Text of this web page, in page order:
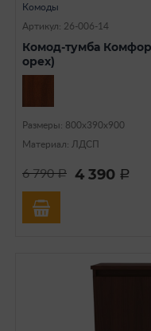
Комоды
Артикул: 26-006-14
Комод-тумба
орех)
Размеры: 800х390х900
Материал: ЛДСП
6 790a 4 390 a